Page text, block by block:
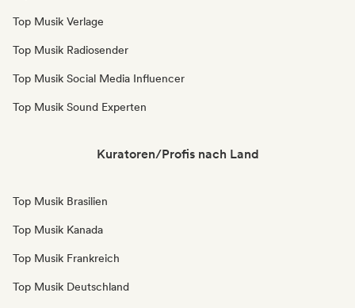
Top Musik Verlage
Top Musik Radiosender
Top Musik Social Media Influencer
Top Musik Sound Experten
Kuratoren/Profis nach Land
Top Musik Brasilien
Top Musik Kanada
Top Musik Frankreich
Top Musik Deutschland